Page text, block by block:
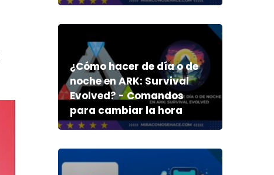
¿Cómo hacer de día o de
noche en ARK: Survival
Evolved? - Comandos
para cambiar la hora